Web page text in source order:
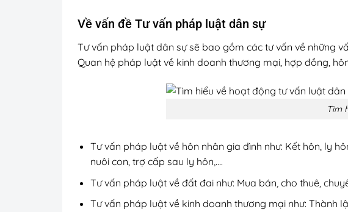
Về vấn đề Tư vấn pháp luật dân sự
Tư vấn pháp luật dân sự sẽ bao gồm các tư vấn về những
Quan hệ pháp luật về kinh doanh thương mại, hợp đồng,
Tìm
Tư vấn pháp luật về hôn nhân gia đình như: Kết hôn, ly
nuôi con, trợ cấp sau ly hôn,….
Tư vấn pháp luật về đất đai như: Mua bán, cho thuê,
Tư vấn pháp luật về kinh doanh thương mại như: Thành